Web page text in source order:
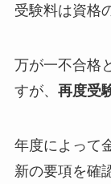
受験料は資格
万が一不合格
すが、 再度受
年度によって
新の要項を確